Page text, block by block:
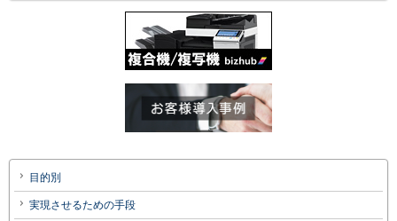
目的別
実現させるための手段